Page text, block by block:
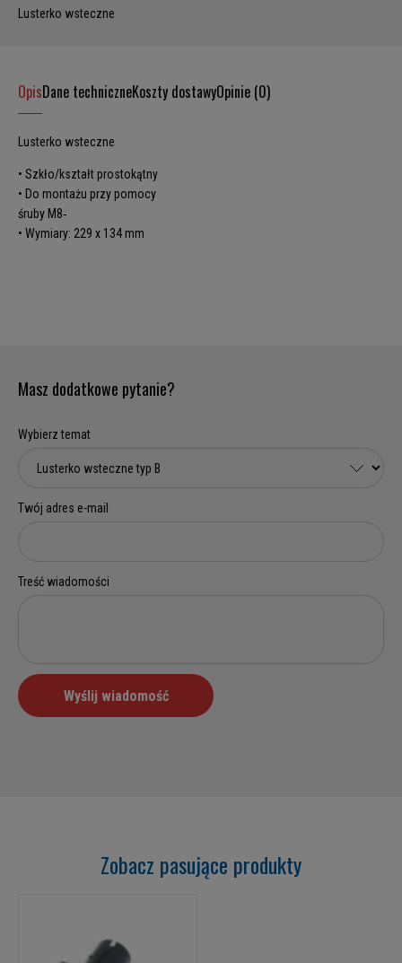
Lusterko wsteczne
OpisDane techniczneKoszty dostawyOpinie (0)
Lusterko wsteczne
• Szkło/kształt prostokątny
• Do montażu przy pomocy
śruby M8‑
• Wymiary: 229 x 134 mm
Masz dodatkowe pytanie?
Zobacz pasujące produkty